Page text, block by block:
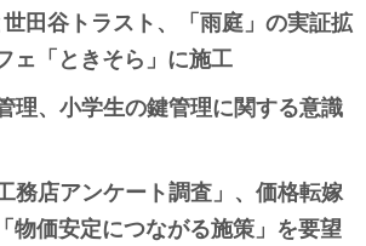
田谷トラスト、「雨庭」の実証拡
ェ「ときそら」に施工
理、小学生の鍵管理に関する意識
務店アンケート調査」、価格転嫁
物価安定につながる施策」を要望